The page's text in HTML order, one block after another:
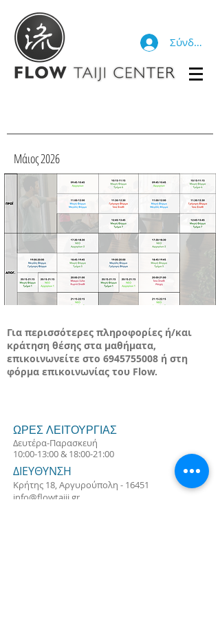
Σύνδεση
Μάιος 2026
Για περισσότερες πληροφορίες ή/και
κράτηση θέσης στα μαθήματα,
επικοινωνείτε στο 6945755008 ή στη
φόρμα επικοινωνίας του Flow.
ΩΡΕΣ ΛΕΙΤΟΥΡΓΙΑΣ
Δευτέρα-Παρασκευή
10:00-13:00 & 18:00-21:00
ΔΙΕΥΘΥΝΣΗ
Κρήτης 18, Αργυρούπολη - 16451
info@flowtaiji.gr